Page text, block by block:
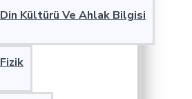
Din Kültürü Ve Ahlak Bilgisi
Fizik